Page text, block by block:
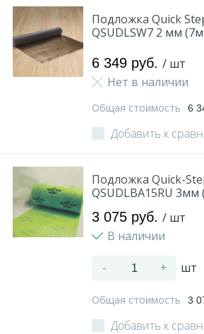
Подложка Quick
QSUDLSW7 2 мм
6 349 руб. / шт
Нет в наличии
Общая стоимость 6
Добавить к
Подложка Quick-
QSUDLBA15RU 3мм
3 075 руб. / шт
В наличии
- + шт
Общая стоимость 3
Добавить к